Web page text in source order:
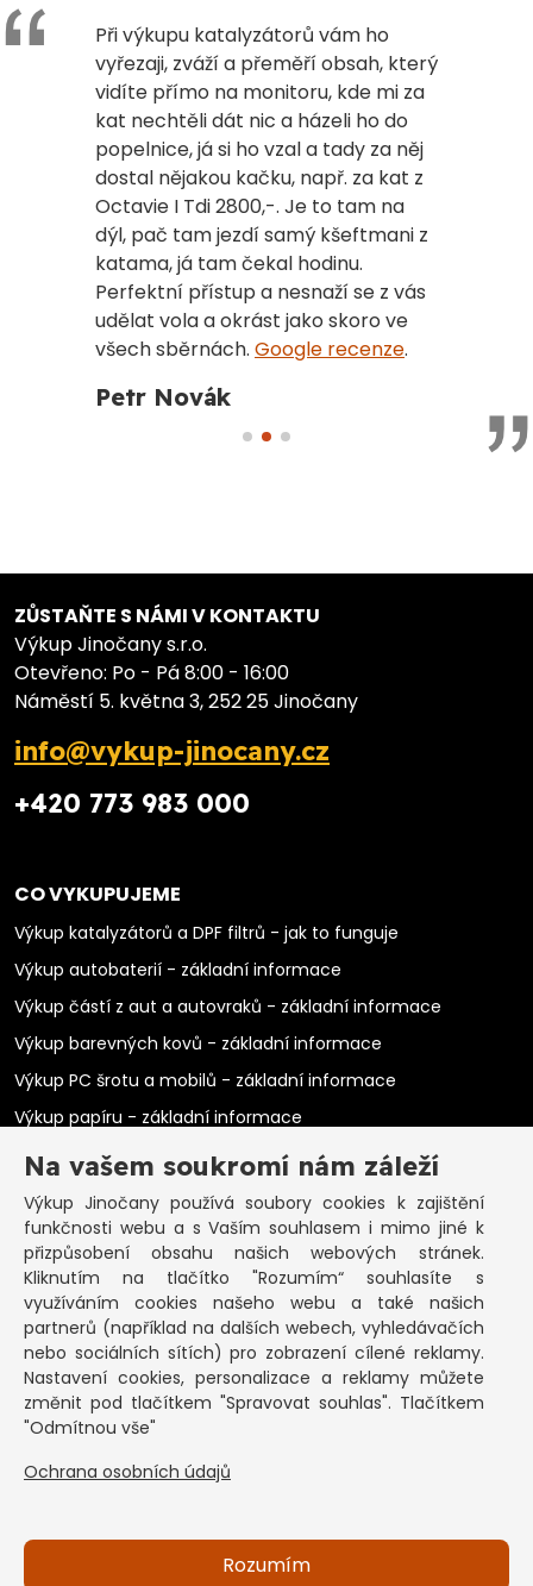
Při výkupu katalyzátorů vám ho
vyřezaji, zváží a přeměří obsah, který
vidíte přímo na monitoru, kde mi za
kat nechtěli dát nic a házeli ho do
popelnice, já si ho vzal a tady za něj
dostal nějakou kačku, např. za kat z
Octavie I Tdi 2800,-. Je to tam na
dýl, pač tam jezdí samý kšeftmani z
katama, já tam čekal hodinu.
Perfektní přístup a nesnaží se z vás
udělat vola a okrást jako skoro ve
všech sběrnách. Google recenze.
Petr Novák
ZŮSTAŇTE S NÁMI V KONTAKTU
Výkup Jinočany s.r.o.
Otevřeno: Po - Pá 8:00 - 16:00
Náměstí 5. května 3, 252 25 Jinočany
info@vykup-jinocany.cz
+420 773 983 000
CO VYKUPUJEME
Výkup katalyzátorů a DPF filtrů - jak to funguje
Výkup autobaterií - základní informace
Výkup částí z aut a autovraků - základní informace
Výkup barevných kovů - základní informace
Výkup PC šrotu a mobilů - základní informace
Výkup papíru - základní informace
Výkup elektromotorů - základní informace
PRAKTICKÉ INFORMACE
Pozastavená živnost
Co vykoupíme na občanku?
Podmínky výkupu
Formuláře ke stažení
SEPNO - návod
Ochrana osobních údajů a informace cookies
KONTAKT
Kontakt na pracovníky
Na vašem soukromí nám záleží
Výkup Jinočany používá soubory cookies k zajištění
funkčnosti webu a s Vaším souhlasem i mimo jiné k
přizpůsobení obsahu našich webových stránek.
Kliknutím na tlačítko "Rozumím“ souhlasíte s
využíváním cookies našeho webu a také našich
partnerů (například na dalších webech, vyhledávačích
nebo sociálních sítích) pro zobrazení cílené reklamy.
Nastavení cookies, personalizace a reklamy můžete
změnit pod tlačítkem "Spravovat souhlas". Tlačítkem
"Odmítnou vše"
Ochrana osobních údajů
Rozumím